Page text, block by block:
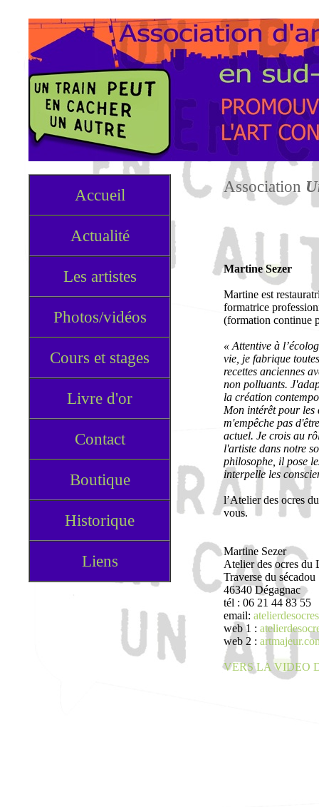
Accueil
Actualité
Les artistes
Photos/vidéos
Cours et stages
Livre d'or
Contact
Boutique
Historique
Liens
Association
Martine Sezer
Martine est
formatrice
(formation continue
« Attentive à
vie, je fabrique
recettes anciennes
non polluants.
la création
Mon intérêt pour les
m'empêche pas
actuel. Je crois au
l'artiste dans notre
philosophe, il pose
interpelle les
l’Atelier des ocres
vous.
Martine Sezer
Atelier des ocres du
Traverse du sécadou
46340 Dégagnac
tél : 06 21 44 83 55
email:
web 1 :
web 2 :
VERS LA VIDEO